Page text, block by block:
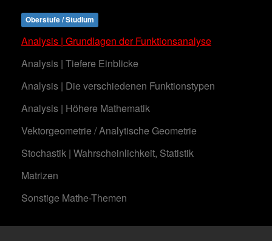
Oberstufe / Studium
Analysis | Grundlagen der Funktionsanalyse
Analysis | Tiefere Einblicke
Analysis | Die verschiedenen Funktionstypen
Analysis | Höhere Mathematik
Vektorgeometrie / Analytische Geometrie
Stochastik | Wahrscheinlichkeit, Statistik
Matrizen
Sonstige Mathe-Themen